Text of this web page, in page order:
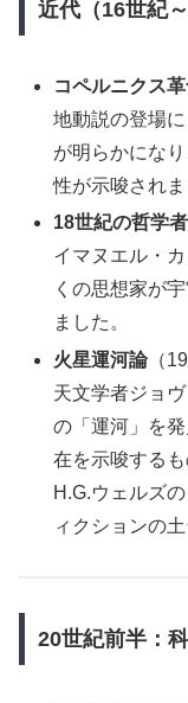
近代（16世紀～
コペルニクス
地動説の登場
が明らかにな
性が示唆されま
18世紀の哲学
イマヌエル・
くの思想家が
ました。
火星運河論（
天文学者ジョ
の「運河」を
在を示唆する
H.G.ウェルズ
ィクションの
20世紀前半：